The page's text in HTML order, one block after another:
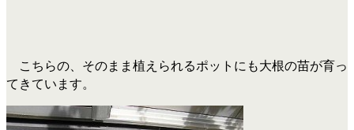
こちらの、そのまま植えられるポットにも大根の苗が育っ
てきています。